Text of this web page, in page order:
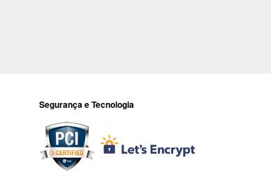
Segurança e Tecnologia